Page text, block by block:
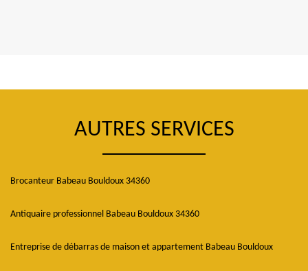
AUTRES SERVICES
Brocanteur Babeau Bouldoux 34360
Antiquaire professionnel Babeau Bouldoux 34360
Entreprise de débarras de maison et appartement Babeau Bouldoux